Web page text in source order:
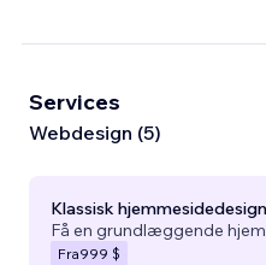
Services
Webdesign (5)
Klassisk hjemmesidedesign
Få en grundlæggende
Fra999 $